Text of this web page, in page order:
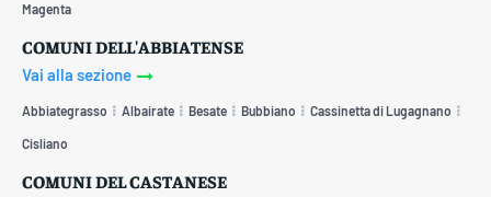
Magenta
COMUNI DELL'ABBIATENSE
Vai alla sezione
Abbiategrasso Albairate Besate Bubbiano Cassinetta di Lugagnano
Cisliano
COMUNI DEL CASTANESE